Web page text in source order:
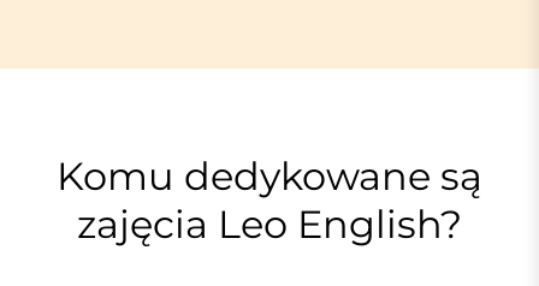
Komu dedykowane są
zajęcia Leo English?